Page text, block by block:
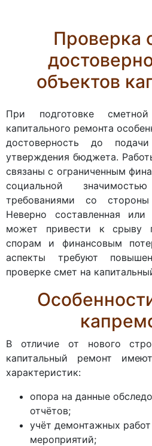
Проверка
объектов
При подготовке
капитального ремонта
достоверность до
утверждения бюджета.
связаны с ограниченным
социальной
требованиями со
Неверно составленная или
может привести к срыву
спорам и финансовым
аспекты требуют
проверке смет на
В отличие от нового
капитальный ремонт
характеристик:
опора на данные
отчётов;
учёт демонтажных
мероприятий;